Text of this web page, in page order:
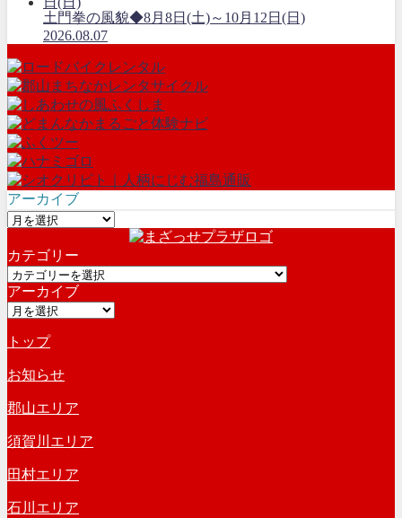
土門拳の風貌◆8月8日(土)～10月12日(日)
2026.08.07
アーカイブ
ア
カ
イ
ブ
カテゴリー
カ
テ
ゴ
ー
アーカイブ
ア
カ
イ
ブ
トップ
お知らせ
郡山エリア
須賀川エリア
田村エリア
石川エリア